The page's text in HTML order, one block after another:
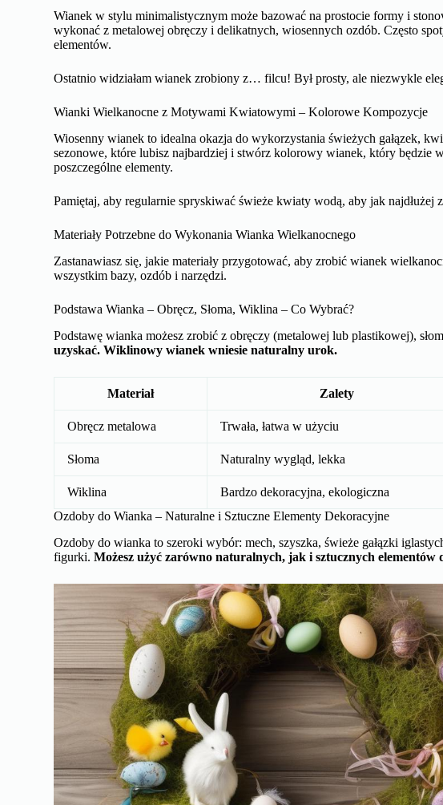
Wianek w stylu minimalistycznym może bazować na prostocie formy i
wykonać z metalowej obręczy i delikatnych, wiosennych ozdób. Często
elementów.
Ostatnio widziałam wianek zrobiony z… filcu! Był prosty, ale niezwykle
Wianki Wielkanocne z Motywami Kwiatowymi – Kolorowe Kompozycje
Wiosenny wianek to idealna okazja do wykorzystania świeżych gałązek,
sezonowe, które lubisz najbardziej i stwórz kolorowy wianek, który będzie
poszczególne elementy.
Pamiętaj, aby regularnie spryskiwać świeże kwiaty wodą, aby jak najdłużej
Materiały Potrzebne do Wykonania Wianka Wielkanocnego
Zastanawiasz się, jakie materiały przygotować, aby zrobić wianek
wszystkim bazy, ozdób i narzędzi.
Podstawa Wianka – Obręcz, Słoma, Wiklina – Co Wybrać?
Podstawę wianka możesz zrobić z obręczy (metalowej lub plastikowej),
uzyskać. Wiklinowy wianek wniesie naturalny urok.
Materiał Zalety
Obręcz metalowa Trwała, łatwa w użyciu
Słoma Naturalny wygląd, lekka
Wiklina Bardzo dekoracyjna, ekologiczna
Ozdoby do Wianka – Naturalne i Sztuczne Elementy Dekoracyjne
Ozdoby do wianka to szeroki wybór: mech, szyszka, świeże gałązki
figurki.Możesz użyć zarówno naturalnych, jak i sztucznych elementów